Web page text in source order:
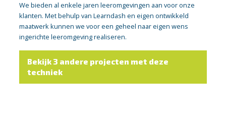
We bieden al enkele jaren leeromgevingen aan voor onze
klanten. Met behulp van Learndash en eigen ontwikkeld
maatwerk kunnen we voor een geheel naar eigen wens
ingerichte leeromgeving realiseren.
Bekijk 3 andere projecten met deze
techniek